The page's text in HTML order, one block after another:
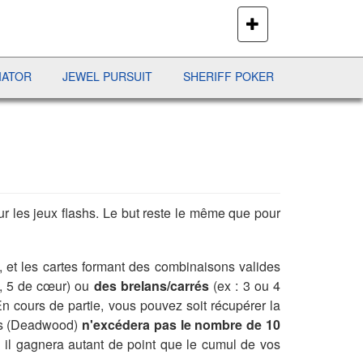
PLUS
DE
JEUX
JEWEL PURSUIT SHERIFF POKER BATAILLE NAVALE
les jeux flashs. Le but reste le même que pour
les cartes formant des combinaisons valides
5 de cœur) ou des brelans/carrés(ex : 3 ou 4
cours de partie, vous pouvez soit récupérer la
(Deadwood) n'excédera pas le nombre de 10
gagnera autant de point que le cumul de vos